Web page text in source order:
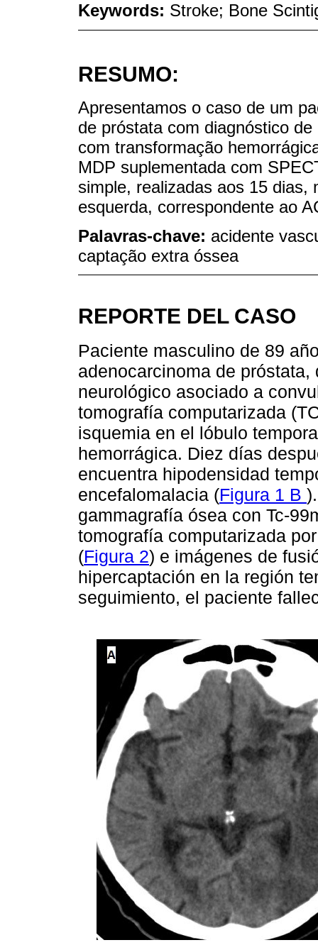
Keywords: Stroke; Bone
RESUMO:
Apresentamos o caso de um
de próstata com diagnóstico
com transformação
MDP suplementada com
simple, realizadas aos 15 dias,
esquerda, correspondente ao
Palavras-chave: acidente
captação extra óssea
REPORTE DEL CASO
Paciente masculino de 89
adenocarcinoma de
neurológico asociado a
tomografía computarizada
isquemia en el lóbulo
hemorrágica. Diez días
encuentra hipodensidad
encefalomalacia (Figura 1 B
gammagrafía ósea con Tc-
tomografía computarizada
(Figura 2) e imágenes de
hipercaptación en la región
seguimiento, el paciente